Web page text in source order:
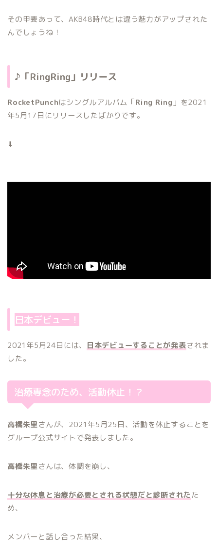
その甲斐あって、AKB48時代とは違う魅力がアップされた
んでしょうね！
♪「RingRing」リリース
RocketPunchはシングルアルバム「Ring Ring 」を2021
年5月17日にリリースしたばかりです。
⬇︎
日本デビュー！
2021年5月24日には、 日本デビューすることが発表されま
した。
治療専念のため、活動休止！？
高橋朱里さんが、2021年5月25日、活動を休止することを
グループ公式サイトで発表しました。
高橋朱里さんは、体調を崩し、
十分な休息と治療が必要とされる状態だと診断されたた
め、
メンバーと話し合った結果、